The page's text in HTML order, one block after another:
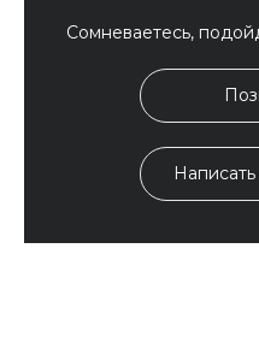
Сомневаетесь,